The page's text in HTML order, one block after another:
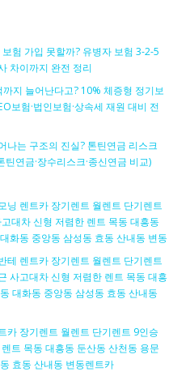
험 가입 못할까? 유병자 보험 3-2-5
차이까지 완전 정리
지 늘어난다고? 10% 체증형 정기보
보험·법인보험·상속세 재원 대비 전
나는 구조의 진실? 톤틴연금 리스크
연금·장수리스크·종신연금 비교)
닝 렌트카 장기렌트 월렌트 단기렌트
대차 신형 저렴한 렌트 목동 대흥동
화동 중앙동 삼성동 효동 산내동 변동
테 렌트카 장기렌트 월렌트 단기렌트
사고대차 신형 저렴한 렌트 목동 대흥
대화동 중앙동 삼성동 효동 산내동
카 장기렌트 월렌트 단기렌트 9인승
트 목동 대흥동 둔산동 산천동 용문
효동 산내동 변동렌트카